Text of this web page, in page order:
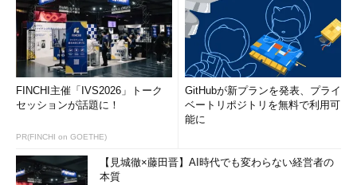
FINCHI主催「IVS2026」トーク
セッションが話題に！
PR(FINCHI on GOETHE)
GitHubが新プランを発表、プライ
ベートリポジトリを無料で利用可
能に
【見城徹×藤田晋】AI時代でも変わらない経営者の
本質